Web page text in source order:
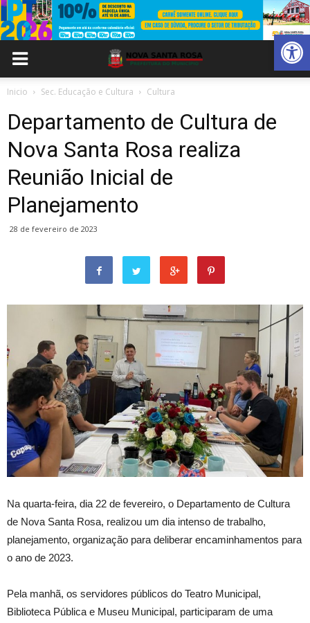
Abrir
Inicio Sec. Educação e Cultura Cultura
Departamento de Cultura de
Nova Santa Rosa realiza
Reunião Inicial de
Planejamento
28 de fevereiro de 2023
Na quarta-feira, dia 22 de fevereiro, o Departamento de Cultura
de Nova Santa Rosa, realizou um dia intenso de trabalho,
planejamento, organização para deliberar encaminhamentos para
o ano de 2023.
Pela manhã, os servidores públicos do Teatro Municipal,
Biblioteca Pública e Museu Municipal, participaram de uma